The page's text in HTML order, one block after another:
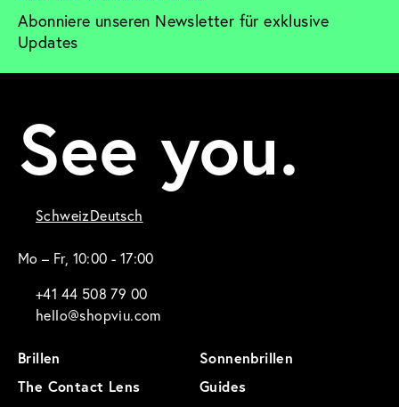
Abonniere unseren Newsletter für exklusive
Updates
See you.
SchweizDeutsch
Mo – Fr, 10:00 - 17:00
+41 44 508 79 00
hello@shopviu.com
Brillen
Sonnenbrillen
The Contact Lens
Guides